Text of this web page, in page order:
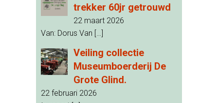
trekker 60jr getrouwd
22 maart 2026
Van: Dorus Van […]
Veiling collectie
Museumboerderij De
Grote Glind.
22 februari 2026